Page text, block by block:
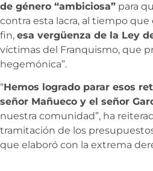
de género “ambiciosa” para
contra esta lacra, al tiempo que
fin, esa vergüenza de la Ley
víctimas del Franquismo, que
hegemónica”.
“Hemos logrado parar esos
señor Mañueco y el señor
nuestra comunidad”, ha
tramitación de los
que elaboró con la extrema